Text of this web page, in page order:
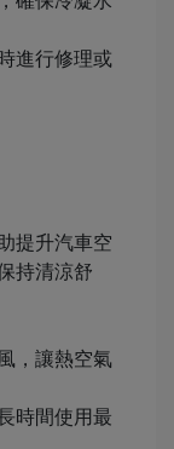
進行修理或
提升汽車空
持清涼舒
，讓熱空氣
時間使用最